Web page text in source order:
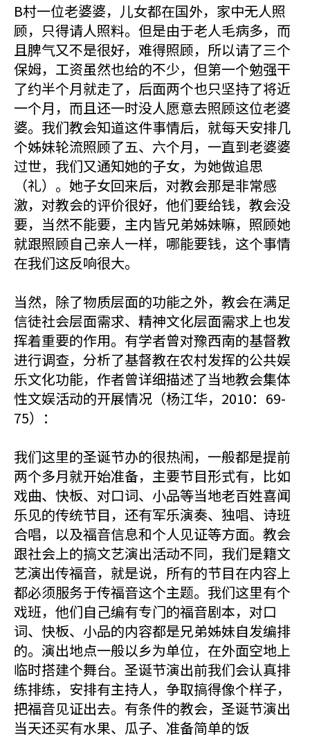
B村一位老婆婆，儿女都在国外，家中无人照
顾，只得请人照料。但是由于老人毛病多，而
且脾气又不是很好，难得照顾，所以请了三个
保姆，工资虽然也给的不少，但第一个勉强干
了约半个月就走了，后面两个也只坚持了将近
一个月，而且还一时没人愿意去照顾这位老婆
婆。我们教会知道这件事情后，就每天安排几
个姊妹轮流照顾了五、六个月，一直到老婆婆
过世，我们又通知她的子女，为她做追思
（礼）。她子女回来后，对教会那是非常感
激，对教会的评价很好，他们要给钱，教会没
要，当然不能要，主内皆兄弟姊妹嘛，照顾她
就跟照顾自己亲人一样，哪能要钱，这个事情
在我们这反响很大。
当然，除了物质层面的功能之外，教会在满足
信徒社会层面需求、精神文化层面需求上也发
挥着重要的作用。有学者曾对豫西南的基督教
进行调查，分析了基督教在农村发挥的公共娱
乐文化功能，作者曾详细描述了当地教会集体
性文娱活动的开展情况（杨江华，2010：69-
75）：
我们这里的圣诞节办的很热闹，一般都是提前
两个多月就开始准备，主要节目形式有，比如
戏曲、快板、对口词、小品等当地老百姓喜闻
乐见的传统节目，还有军乐演奏、独唱、诗班
合唱，以及福音信息和个人见证等方面。教会
跟社会上的搞文艺演出活动不同，我们是籍文
艺演出传福音，就是说，所有的节目在内容上
都必须服务于传福音这个主题。我们这里有个
戏班，他们自己编有专门的福音剧本，对口
词、快板、小品的内容都是兄弟姊妹自发编排
的。演出地点一般以乡为单位，在外面空地上
临时搭建个舞台。圣诞节演出前我们会认真排
练排练，安排有主持人，争取搞得像个样子，
把福音见证出去。有条件的教会，圣诞节演出
当天还买有水果、瓜子、准备简单的饭